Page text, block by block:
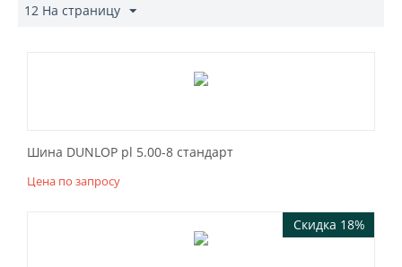
12 На страницу
Шина DUNLOP pl 5.00-8 стандарт
Цена по запросу
Скидка 18%